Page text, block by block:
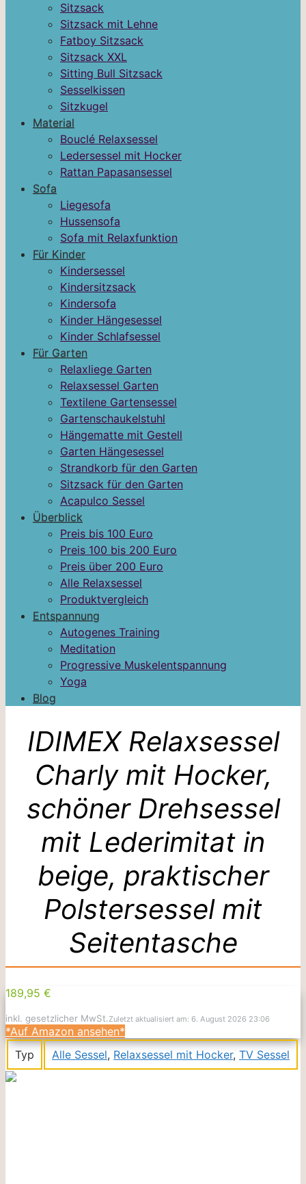
Sitzsack
Sitzsack mit Lehne
Fatboy Sitzsack
Sitzsack XXL
Sitting Bull Sitzsack
Sesselkissen
Sitzkugel
Material
Bouclé Relaxsessel
Ledersessel mit Hocker
Rattan Papasansessel
Sofa
Liegesofa
Hussensofa
Sofa mit Relaxfunktion
Für Kinder
Kindersessel
Kindersitzsack
Kindersofa
Kinder Hängesessel
Kinder Schlafsessel
Für Garten
Relaxliege Garten
Relaxsessel Garten
Textilene Gartensessel
Gartenschaukelstuhl
Hängematte mit Gestell
Garten Hängesessel
Strandkorb für den Garten
Sitzsack für den Garten
Acapulco Sessel
Überblick
Preis bis 100 Euro
Preis 100 bis 200 Euro
Preis über 200 Euro
Alle Relaxsessel
Produktvergleich
Entspannung
Autogenes Training
Meditation
Progressive Muskelentspannung
Yoga
Blog
IDIMEX Relaxsessel
Charly mit Hocker,
schöner Drehsessel
mit Lederimitat in
beige, praktischer
Polstersessel mit
Seitentasche
189,95 €
inkl. gesetzlicher MwSt.Zuletzt aktualisiert am: 6. August 2026 23:06
*Auf Amazon ansehen*
Typ
Alle Sessel, Relaxsessel mit Hocker, TV Sessel